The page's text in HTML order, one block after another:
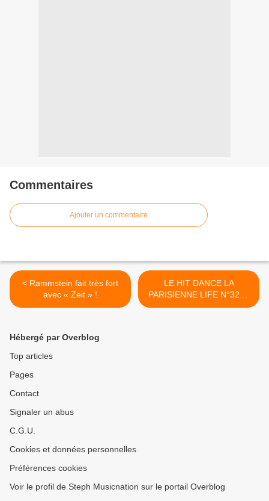
Commentaires
Ajouter un commentaire
< Rammstein fait très fort
avec « Zeit » !
LE HIT DANCE LA
PARISIENNE LIFE N°320 -
29 AVRIL 2022 >
Hébergé par Overblog
Top articles
Pages
Contact
Signaler un abus
C.G.U.
Cookies et données personnelles
Préférences cookies
Voir le profil de Steph Musicnation sur le portail Overblog